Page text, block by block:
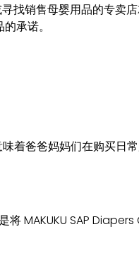
销售母婴用品的专卖店
承诺。
着爸爸妈妈们在购买日
MAKUKU SAP